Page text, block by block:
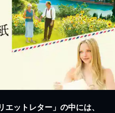
ットレター」の中には、